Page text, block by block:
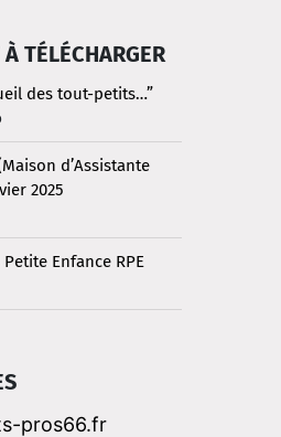
TÉLÉCHARGER
des tout-petits…”
d’Assistante
2025
Enfance RPE
pros66.fr